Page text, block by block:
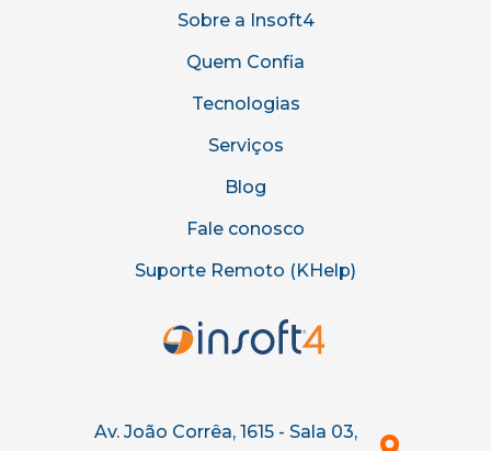
Sobre a Insoft4
Quem Confia
Tecnologias
Serviços
Blog
Fale conosco
Suporte Remoto (KHelp)
Av. João Corrêa, 1615 - Sala 03,